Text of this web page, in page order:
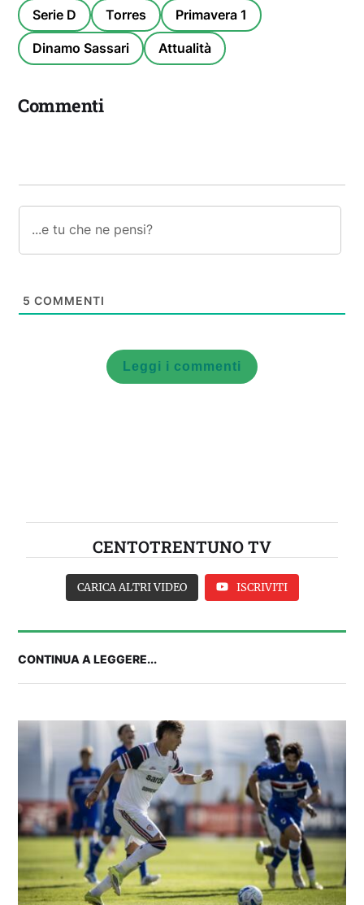
Serie D Torres Primavera 1
Dinamo Sassari Attualità
Commenti
5 COMMENTI
Leggi i commenti
CENTOTRENTUNO TV
IL CAGLIARI SI PRESENTA A PULA: SEGUI LA
DIRETTA
CARICA ALTRI VIDEO ISCRIVITI
CONTINUA A LEGGERE...